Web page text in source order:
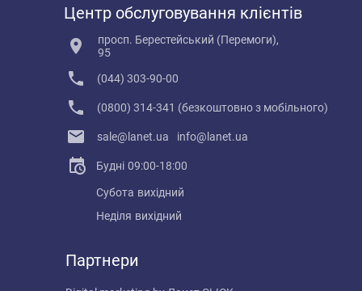
Центр обслуговування клієнтів
просп. Берестейський (Перемоги),
95
(044) 303-90-00
(0800) 314-341 (безкоштовно з мобільного)
sale@lanet.ua info@lanet.ua
Будні 09:00-18:00
Субота вихідний
Неділя вихідний
Партнери